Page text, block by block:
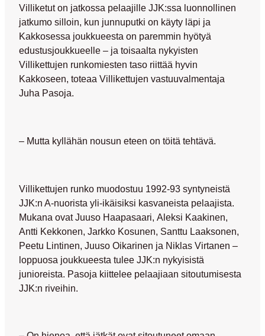
Villiketut on jatkossa pelaajille JJK:ssa luonnollinen
jatkumo silloin, kun junnuputki on käyty läpi ja
Kakkosessa joukkueesta on paremmin hyötyä
edustusjoukkueelle – ja toisaalta nykyisten
Villikettujen runkomiesten taso riittää hyvin
Kakkoseen, toteaa Villikettujen vastuuvalmentaja
Juha Pasoja.
– Mutta kyllähän nousun eteen on töitä tehtävä.
Villikettujen runko muodostuu 1992-93 syntyneistä
JJK:n A-nuorista yli-ikäisiksi kasvaneista pelaajista.
Mukana ovatJuuso Haapasaari Aleksi Kaakinen
Antti Kekkonen Jarkko Kosunen Santtu Laaksonen
Peetu Lintinen Juuso Oikarinen ja Niklas Virtanen –
loppuosa joukkueesta tulee JJK:n nykyisistä
junioreista. Pasoja kiittelee pelaajiaan sitoutumisesta
JJK:n riveihin.